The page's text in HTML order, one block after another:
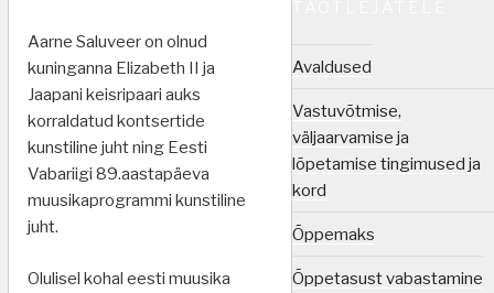
Aarne Saluveer on olnud
kuninganna Elizabeth II ja
Jaapani keisripaari auks
korraldatud kontsertide
kunstiline juht ning Eesti
Vabariigi 89.aastapäeva
muusikaprogrammi kunstiline
juht.
Olulisel kohal eesti muusika
Avaldused
Vastuvõtmise,
väljaarvamise ja
lõpetamise tingimused ja
kord
Õppemaks
Õppetasust vabastamine